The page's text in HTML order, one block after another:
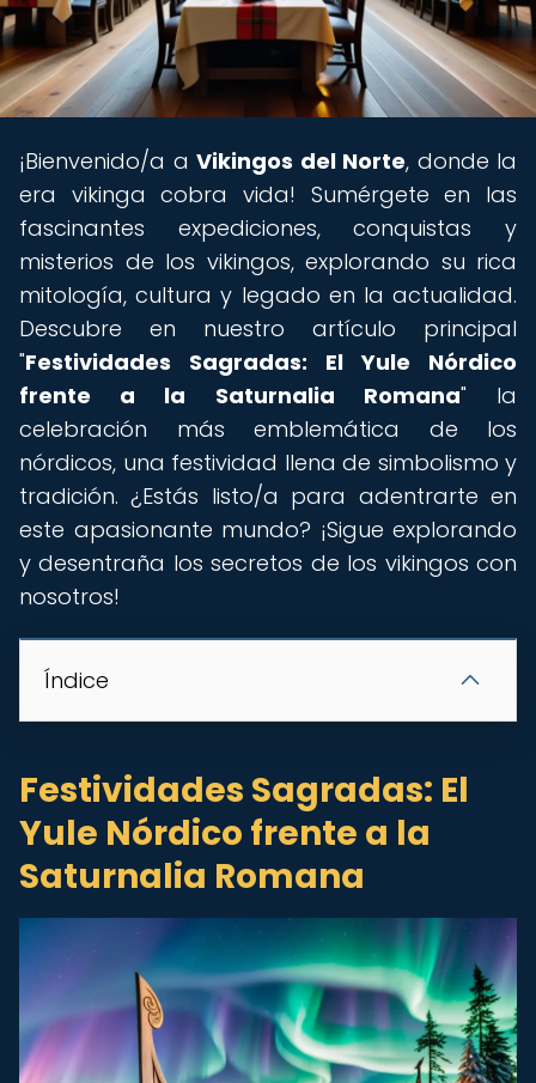
¡Bienvenido/a a Vikingos del Norte, donde la
era vikinga cobra vida! Sumérgete en las
fascinantes expediciones, conquistas y
misterios de los vikingos, explorando su rica
mitología, cultura y legado en la actualidad.
Descubre en nuestro artículo principal
"Festividades Sagradas: El Yule Nórdico
frente a la Saturnalia Romana" la
celebración más emblemática de los
nórdicos, una festividad llena de simbolismo y
tradición. ¿Estás listo/a para adentrarte en
este apasionante mundo? ¡Sigue explorando
y desentraña los secretos de los vikingos con
nosotros!
Índice
Festividades Sagradas: El
Yule Nórdico frente a la
Saturnalia Romana